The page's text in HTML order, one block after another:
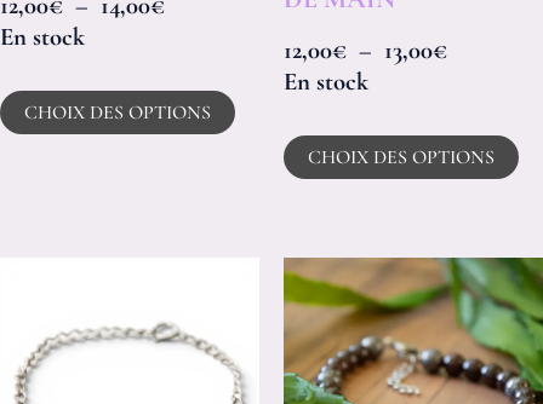
En stock
CHOIX DES OPTIONS
produit
12,00€ – 13,00€
En stock
CHOIX DES OPTIONS